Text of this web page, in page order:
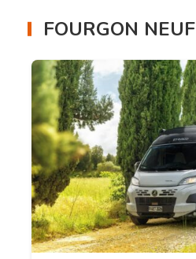
FOURGON NEUF